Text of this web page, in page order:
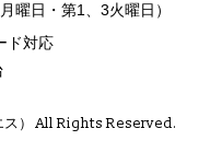
曜日・第1、3火曜日）
ド対応
ス） All Rights Reserved.